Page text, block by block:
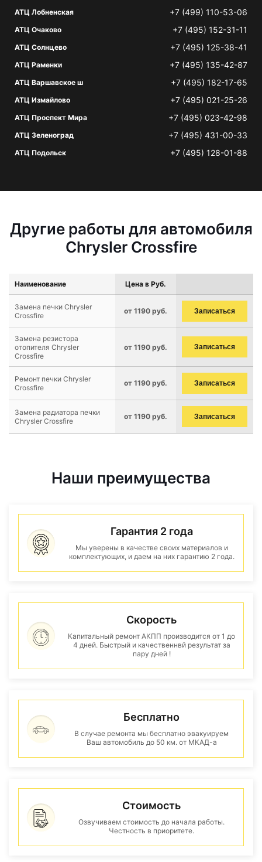
АТЦ Лобненская +7 (499) 110-53-06
АТЦ Очаково +7 (495) 152-31-11
АТЦ Солнцево +7 (495) 125-38-41
АТЦ Раменки +7 (495) 135-42-87
АТЦ Варшавское ш +7 (495) 182-17-65
АТЦ Измайлово +7 (495) 021-25-26
АТЦ Проспект Мира +7 (495) 023-42-98
АТЦ Зеленоград +7 (495) 431-00-33
АТЦ Подольск +7 (495) 128-01-88
Другие работы для автомобиля
Chrysler Crossfire
Наименование Цена в Руб.
Замена печки Chrysler
Crossfire
от 1190 руб. Записаться
Замена резистора
отопителя Chrysler
Crossfire
от 1190 руб. Записаться
Ремонт печки Chrysler
Crossfire
от 1190 руб. Записаться
Замена радиатора печки
Chrysler Crossfire
от 1190 руб. Записаться
Наши преимущества
Гарантия 2 года
Мы уверены в качестве своих материалов и
комплектующих, и даем на них гарантию 2 года.
Скорость
Капитальный ремонт АКПП производится от 1 до
4 дней. Быстрый и качественнвй результат за
пару дней !
Бесплатно
В случае ремонта мы бесплатно эвакуируем
Ваш автомобиль до 50 км. от МКАД-а
Стоимость
Озвучиваем стоимость до начала работы.
Честность в приоритете.